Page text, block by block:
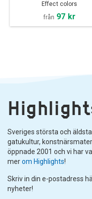
Effect colors
från 97 kr
Sveriges största och
gatukultur,
öppnade 2001 och vi har
merom Highlights!
Skriv in din e-postadress
nyheter!